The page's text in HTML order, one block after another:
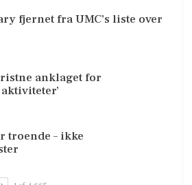
fjernet fra UMC’s liste over
anklaget for
troende – ikke